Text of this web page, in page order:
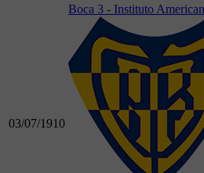
03/07/1910
Boca 3 - Instituto